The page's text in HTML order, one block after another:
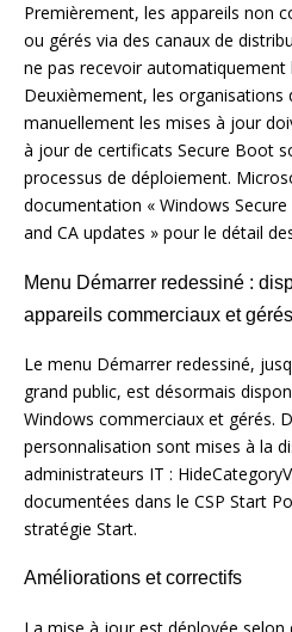
Premièrement, les appareils non
ou gérés via des canaux de
ne pas recevoir automatiquement
Deuxièmement, les organisations
manuellement les mises à jour
à jour de certificats Secure Boot
processus de déploiement.
documentation « Windows
and CA updates » pour le détail
Menu Démarrer redessiné :
appareils commerciaux et gérés
Le menu Démarrer redessiné,
grand public, est désormais
Windows commerciaux et gérés.
personnalisation sont mises à la
administrateurs IT :
documentées dans le CSP Start
stratégie Start.
Améliorations et correctifs